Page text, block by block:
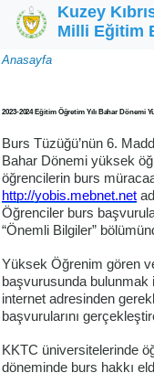
Ana içeriğe atla
Kuzey
Milli Eğitim
Sayfa
Anasayfa
2023-2024 Eğitim Öğretim Yılı Bahar Dönemi
Burs Tüzüğü’nün 6.
Bahar Dönemi yüksek
öğrencilerin burs
http://yobis.mebnet.net
Öğrenciler burs
“Önemli Bilgiler”
Yüksek Öğrenim gören
başvurusunda bulunmak
internet adresinden
başvurularını
KKTC üniversitelerinde
döneminde burs hakkı